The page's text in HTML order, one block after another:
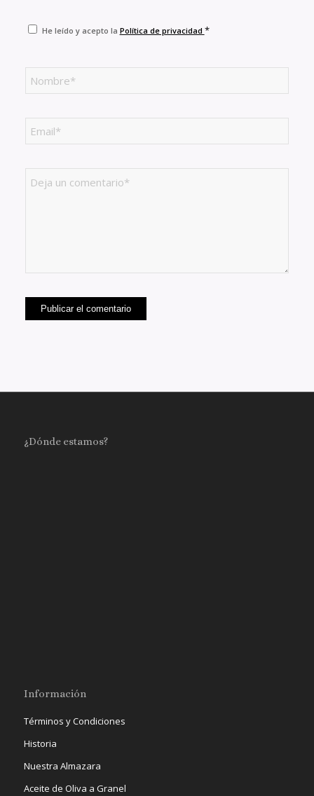
He leído y acepto la Política de privacidad *
¿Dónde estamos?
Información
Términos y Condiciones
Historia
Nuestra Almazara
Aceite de Oliva a Granel